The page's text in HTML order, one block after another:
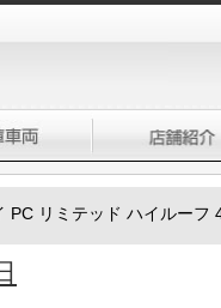
PC リミテッド ハイルーフ